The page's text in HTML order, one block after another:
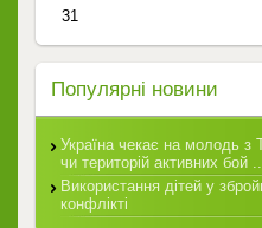
31
Популярні новини
Україна чекає на молодь з
чи територій активних бой
Використання дітей у
конфлікті